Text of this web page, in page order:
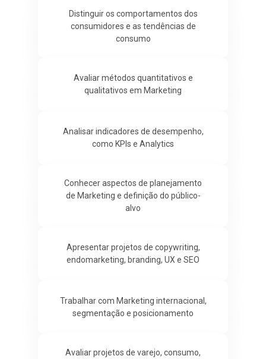
Distinguir os comportamentos dos
consumidores e as tendências de
consumo
Avaliar métodos quantitativos e
qualitativos em Marketing
Analisar indicadores de desempenho,
como KPIs e Analytics
Conhecer aspectos de planejamento
de Marketing e definição do público-
alvo
Apresentar projetos de copywriting,
endomarketing, branding, UX e SEO
Trabalhar com Marketing internacional,
segmentação e posicionamento
Avaliar projetos de varejo, consumo,